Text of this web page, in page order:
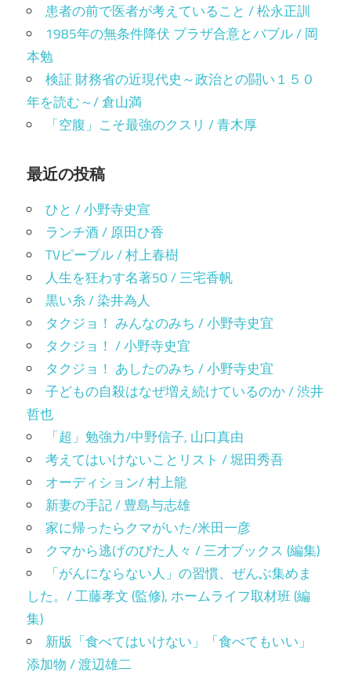
患者の前で医者が考えていること / 松永正訓
1985年の無条件降伏 プラザ合意とバブル / 岡
本勉
検証 財務省の近現代史～政治との闘い１５０
年を読む～/ 倉山満
「空腹」こそ最強のクスリ / 青木厚
最近の投稿
ひと / 小野寺史宣
ランチ酒 / 原田ひ香
TVピープル / 村上春樹
人生を狂わす名著50 / 三宅香帆
黒い糸 / 染井為人
タクジョ！ みんなのみち / 小野寺史宜
タクジョ！ / 小野寺史宜
タクジョ！ あしたのみち / 小野寺史宜
子どもの自殺はなぜ増え続けているのか / 渋井
哲也
「超」勉強力/中野信子, 山口真由
考えてはいけないことリスト / 堀田秀吾
オーディション/ 村上龍
新妻の手記 / 豊島与志雄
家に帰ったらクマがいた/米田一彦
クマから逃げのびた人々 / 三才ブックス (編集)
「がんにならない人」の習慣、ぜんぶ集めま
した。/ 工藤孝文 (監修), ホームライフ取材班 (編
集)
新版「食べてはいけない」「食べてもいい」
添加物 / 渡辺雄二